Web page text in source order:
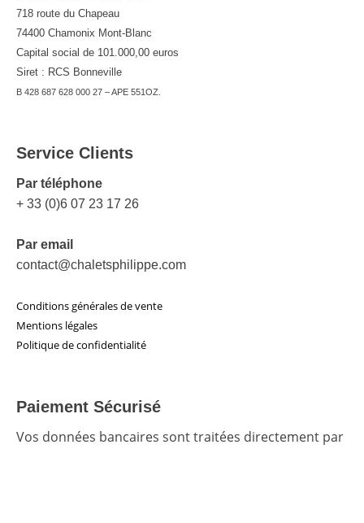
718 route du Chapeau
74400 Chamonix Mont-Blanc
Capital social de 101.000,00 euros
Siret : RCS Bonneville
B 428 687 628 000 27 – APE 551OZ.
Service Clients
Par téléphone
+ 33 (0)6 07 23 17 26
Par email
contact@chaletsphilippe.com
Conditions générales de vente
Mentions légales
Politique de confidentialité
Paiement Sécurisé
Vos données bancaires sont traitées directement par